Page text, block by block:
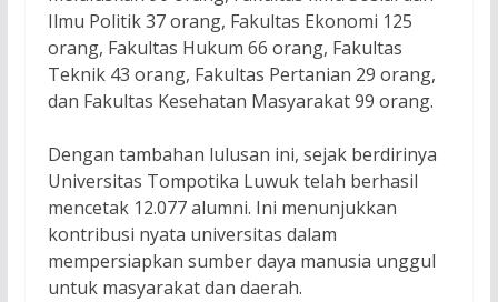
Ilmu Politik 37 orang, Fakultas Ekonomi 125
orang, Fakultas Hukum 66 orang, Fakultas
Teknik 43 orang, Fakultas Pertanian 29 orang,
dan Fakultas Kesehatan Masyarakat 99 orang.
Dengan tambahan lulusan ini, sejak berdirinya
Universitas Tompotika Luwuk telah berhasil
mencetak 12.077 alumni. Ini menunjukkan
kontribusi nyata universitas dalam
mempersiapkan sumber daya manusia unggul
untuk masyarakat dan daerah.